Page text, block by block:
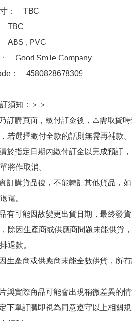
：　TBC
TBC
ABS , PVC
　Good Smile Company
：　4580828678309
須知：＞＞
訂購頁面，繳付訂金後，⚠️需取貨
若選擇繳付全款的話則無需再補款。
於指定日期內繳付訂金以完成預訂
將作取消。
訂購貨品後，不能轉訂其他貨品，
還。
有可能因故變更出貨日期，最終發
除因生產商或供應商問題未能供貨
退款。
生產商或供應商未能全數供貨，所
與實際商品可能會出現稍微差異的情
下單訂購即視為同意遵守以上相關